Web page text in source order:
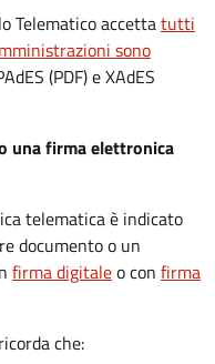
Telematico accettatutti
sono
(PDF) e XAdES
una firma elettronica
telematica è indicato
documento o un
firma digitaleo con firma
che: